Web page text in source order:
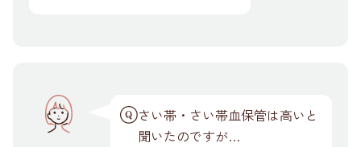
さい帯・さい帯血保管は高いと
聞いたのですが…